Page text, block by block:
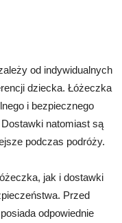
od indywidualnych
dziecka. Łóżeczka
i bezpiecznego
natomiast są
podczas podróży.
jak i dostawki
Przed
odpowiednie